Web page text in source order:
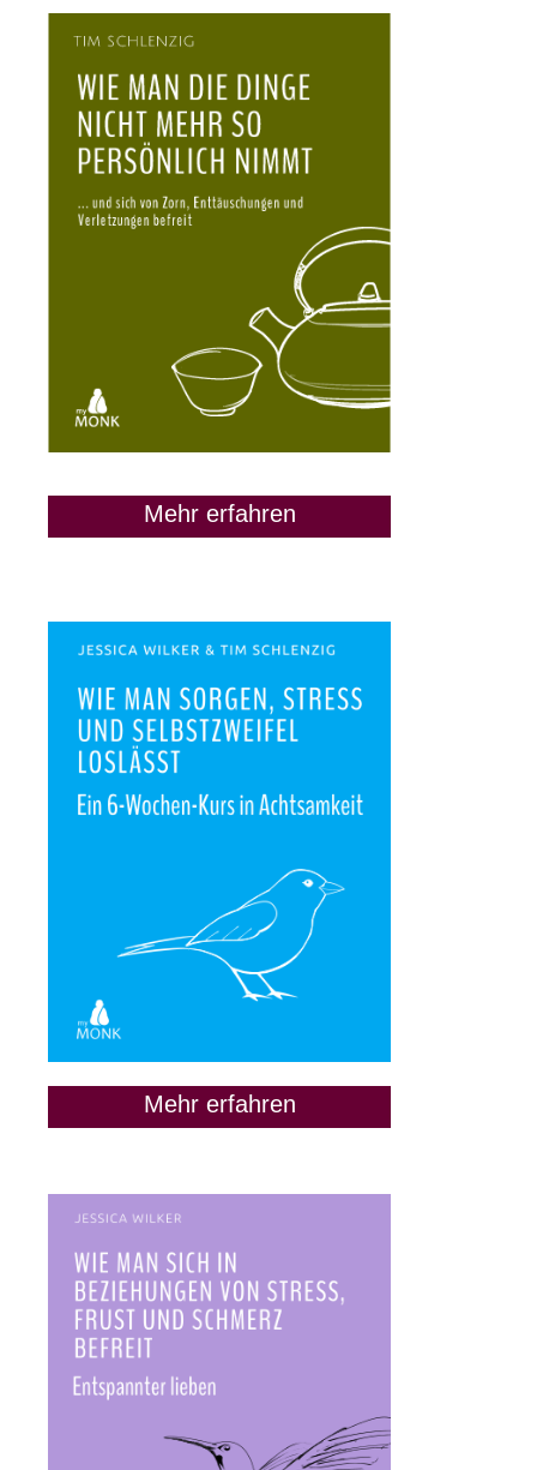
28. März 2024
Mehr erfahren
Mehr erfahren